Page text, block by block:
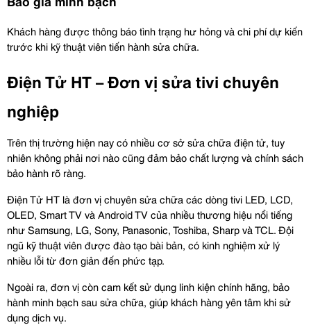
Khách hàng được thông báo tình trạng hư hỏng và chi phí dự kiến
trước khi kỹ thuật viên tiến hành sửa chữa.
Điện Tử HT – Đơn vị sửa tivi chuyên
nghiệp
Trên thị trường hiện nay có nhiều cơ sở sửa chữa điện tử, tuy
nhiên không phải nơi nào cũng đảm bảo chất lượng và chính sách
bảo hành rõ ràng.
Điện Tử HT là đơn vị chuyên sửa chữa các dòng tivi LED, LCD,
OLED, Smart TV và Android TV của nhiều thương hiệu nổi tiếng
như Samsung, LG, Sony, Panasonic, Toshiba, Sharp và TCL. Đội
ngũ kỹ thuật viên được đào tạo bài bản, có kinh nghiệm xử lý
nhiều lỗi từ đơn giản đến phức tạp.
Ngoài ra, đơn vị còn cam kết sử dụng linh kiện chính hãng, bảo
hành minh bạch sau sửa chữa, giúp khách hàng yên tâm khi sử
dụng dịch vụ.